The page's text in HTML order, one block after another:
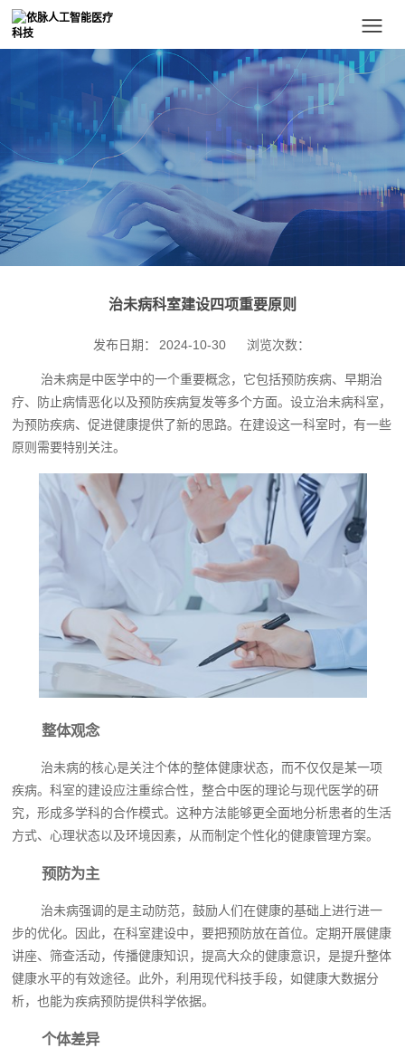
治未病科室建设四项重要原则
发布日期： 2024-10-30 浏览次数：
治未病是中医学中的一个重要概念，它包括预防疾病、早期治
疗、防止病情恶化以及预防疾病复发等多个方面。设立治未病科室，
为预防疾病、促进健康提供了新的思路。在建设这一科室时，有一些
原则需要特别关注。
整体观念
治未病的核心是关注个体的整体健康状态，而不仅仅是某一项
疾病。科室的建设应注重综合性，整合中医的理论与现代医学的研
究，形成多学科的合作模式。这种方法能够更全面地分析患者的生活
方式、心理状态以及环境因素，从而制定个性化的健康管理方案。
预防为主
治未病强调的是主动防范，鼓励人们在健康的基础上进行进一
步的优化。因此，在科室建设中，要把预防放在首位。定期开展健康
讲座、筛查活动，传播健康知识，提高大众的健康意识，是提升整体
健康水平的有效途径。此外，利用现代科技手段，如健康大数据分
析，也能为疾病预防提供科学依据。
个体差异